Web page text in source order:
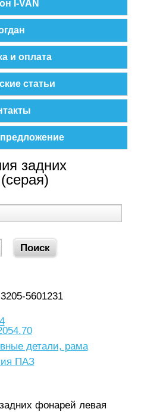
I-VAN
и оплата
статьи
задних
3205-5601231
детали, рама
ПАЗ
фонарей левая